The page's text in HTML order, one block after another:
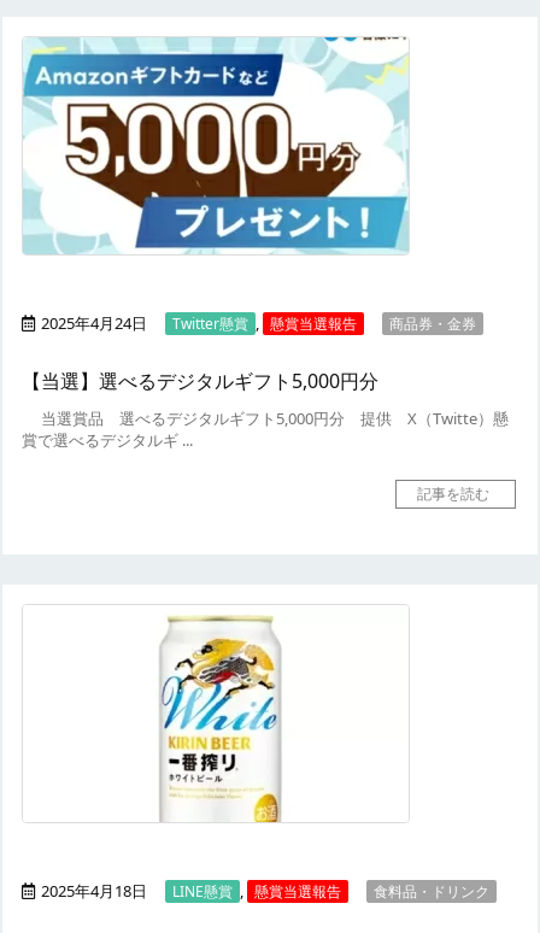
2025年4月24日 Twitter懸賞 , 懸賞当選報告 商品券・金券
【当選】選べるデジタルギフト5,000円分
当選賞品 選べるデジタルギフト5,000円分 提供 X（Twitte）懸
賞で選べるデジタルギ ...
記事を読む
2025年4月18日 LINE懸賞 , 懸賞当選報告 食料品・ドリンク